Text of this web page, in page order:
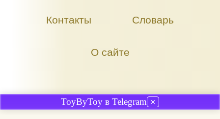
Контакты Словарь
О сайте
ToyByToy в Telegram ✕